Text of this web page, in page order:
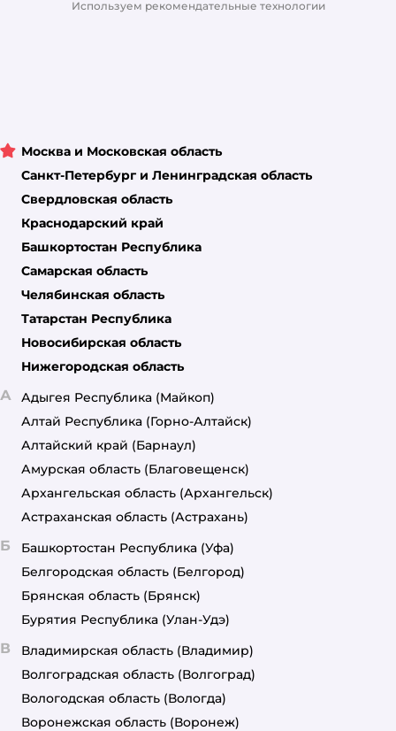
Используем рекомендательные технологии
Москва и Московская область
Санкт-Петербург и Ленинградская область
Свердловская область
Краснодарский край
Башкортостан Республика
Самарская область
Челябинская область
Татарстан Республика
Новосибирская область
Нижегородская область
А Адыгея Республика (Майкоп)
Алтай Республика (Горно-Алтайск)
Алтайский край (Барнаул)
Амурская область (Благовещенск)
Архангельская область (Архангельск)
Астраханская область (Астрахань)
Б Башкортостан Республика (Уфа)
Белгородская область (Белгород)
Брянская область (Брянск)
Бурятия Республика (Улан-Удэ)
В Владимирская область (Владимир)
Волгоградская область (Волгоград)
Вологодская область (Вологда)
Воронежская область (Воронеж)